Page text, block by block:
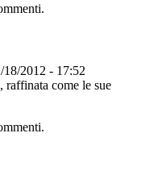
18/2012 - 17:52
raffinata come le sue